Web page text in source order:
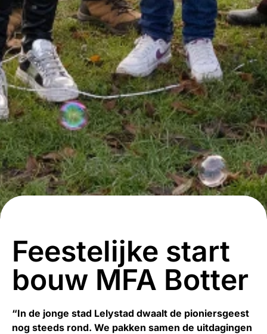
Feestelijke start
bouw MFA Botter
“In de jonge stad Lelystad dwaalt de pioniersgeest
nog steeds rond. We pakken samen de uitdagingen